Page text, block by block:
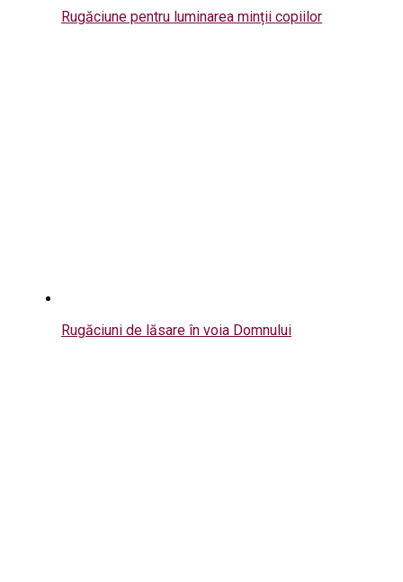
Rugăciune pentru luminarea minții copiilor
Rugăciuni de lăsare în voia Domnului